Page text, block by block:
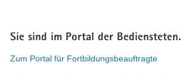
Sie sind im Portal der Bediensteten.
Zum Portal für Fortbildungsbeauftragte